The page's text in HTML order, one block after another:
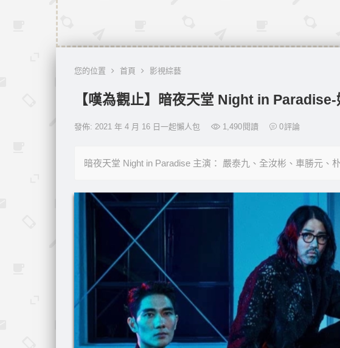
您的位置 首頁 影視綜藝
【嘆為觀止】暗夜天堂 Night in
發佈: 2021 年 4 月 16 日一起懶人包 1,490 閱讀 0評論
暗夜天堂 Night in Paradise 主演： 嚴泰九、全汝彬、車勝元、